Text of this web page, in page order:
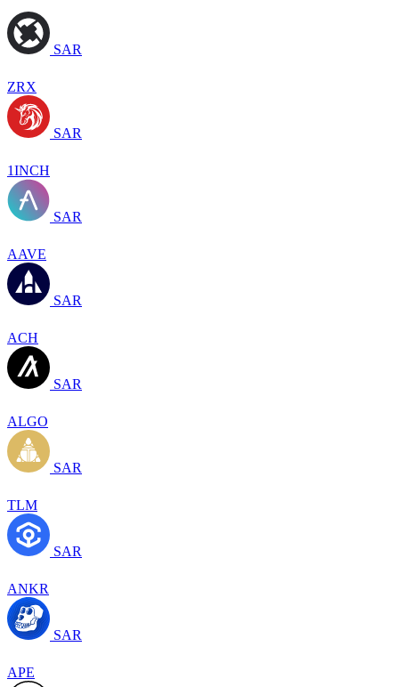
SAR
ZRX
SAR
1INCH
SAR
AAVE
SAR
ACH
SAR
ALGO
SAR
TLM
SAR
ANKR
SAR
APE